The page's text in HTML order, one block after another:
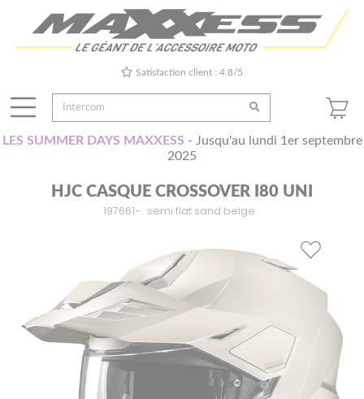
Satisfaction client : 4.8/5
LES SUMMER DAYS MAXXESS - Jusqu'au lundi 1er septembre
2025
HJC CASQUE CROSSOVER I80 UNI
197661- semi flat sand beige